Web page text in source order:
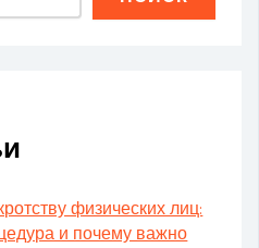
физических лиц:
и почему важно